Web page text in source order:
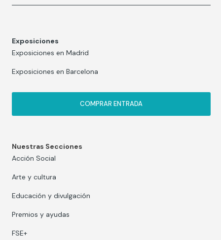
Exposiciones
Exposiciones en Madrid
Exposiciones en Barcelona
COMPRAR ENTRADA
Nuestras Secciones
Acción Social
Arte y cultura
Educación y divulgación
Premios y ayudas
FSE+